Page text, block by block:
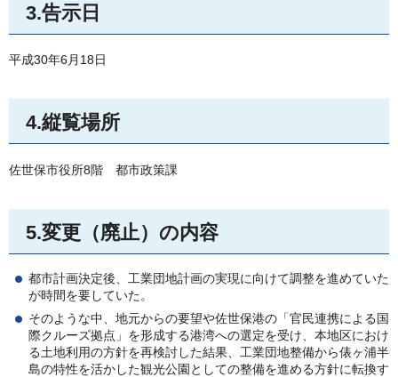
3.告示日
平成30年6月18日
4.縦覧場所
佐世保市役所8階 都市政策課
5.変更（廃止）の内容
都市計画決定後、工業団地計画の実現に向けて調整を進めていた
が時間を要していた。
そのような中、地元からの要望や佐世保港の「官民連携による国
際クルーズ拠点」を形成する港湾への選定を受け、本地区におけ
る土地利用の方針を再検討した結果、工業団地整備から俵ヶ浦半
島の特性を活かした観光公園としての整備を進める方針に転換す